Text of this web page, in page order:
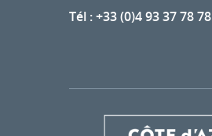
Tél : +33 (0)4 93 37 78 78